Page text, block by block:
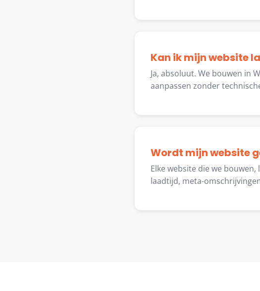
Kan ik mijn website
Ja, absoluut. We bouwen in
aanpassen zonder
Wordt mijn website
Elke website die we
laadtijd, meta-